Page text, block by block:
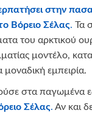
στην
Βόρειο Σέλας. Τα
του αρκτικού
μοντέλο,
εμπειρία.
στα παγωμένα
Σέλας. Αν και